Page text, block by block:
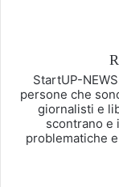
StartUP-
persone che
giornalisti e
scontrano e
problematiche